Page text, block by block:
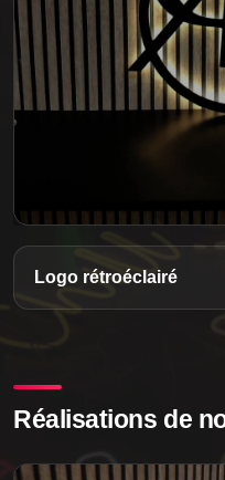
Logo rétroéclairé
Réalisations de